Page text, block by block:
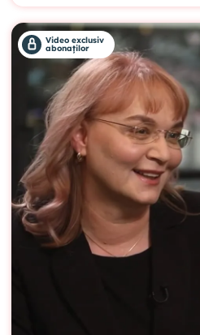
Video exclusiv
abonaților